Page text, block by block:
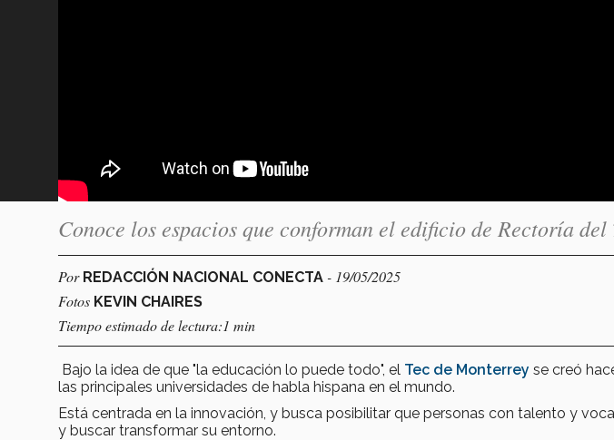
Conoce los espacios que conforman el edificio de Rectoría del
Por REDACCIÓN NACIONAL CONECTA - 19/05/2025
Fotos KEVIN CHAIRES
Tiempo estimado de lectura:1 min
Bajo la idea de que "la educación lo puede todo", el Tec de Monterrey‬ se creó
las principales universidades de habla hispana en el mundo.
Está centrada en la innovación, y busca posibilitar que personas con talento y
y buscar transformar su entorno.